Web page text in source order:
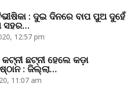
: ଦୁଇ ଦିନରେ ବାପ ପୁଅ ଦୁହେଁ
ସହର…
12:57 pm
ଛଟ୍‌ନୀ ହେଲେ କଡ଼ା
: ଜିଲ୍ଲା…
11:07 am